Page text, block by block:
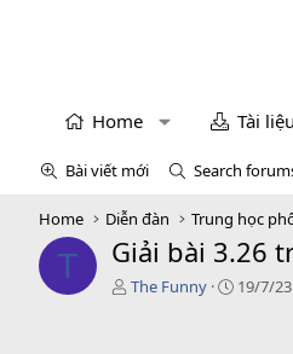
Home Tài liệu
Bài viết mới Search
Home Diễn đàn Trung học
T Giải bài 3.26
T
The Funny
C19/7/23